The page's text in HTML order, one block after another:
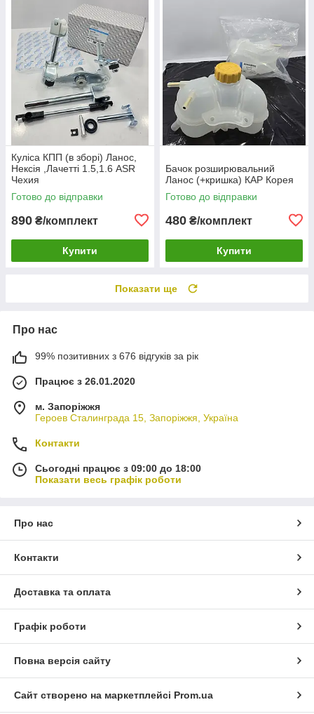
Куліса КПП (в зборі) Ланос,
Нексія ,Лачетті 1.5,1.6 ASR
Чехия
Готово до відправки
890 ₴/комплект
Купити
Бачок розширювальний
Ланос (+кришка) КАР Корея
Готово до відправки
480 ₴/комплект
Купити
Показати ще
Про нас
99% позитивних з 676 відгуків за рік
Працює з 26.01.2020
м. Запоріжжя
Героев Сталинграда 15, Запоріжжя, Україна
Контакти
Сьогодні працює з 09:00 до 18:00
Показати весь графік роботи
Про нас
Контакти
Доставка та оплата
Графік роботи
Повна версія сайту
Сайт створено на маркетплейсі Prom.ua